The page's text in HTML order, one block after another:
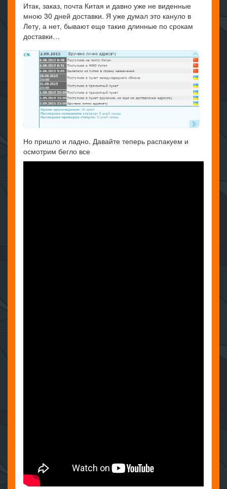
Итак, заказ, почта Китая и давно уже не виденные
мною 30 дней доставки. Я уже думал это кануло в
Лету, а нет, бывают еще такие длинные по срокам
доставки…
Но пришло и ладно. Давайте теперь распакуем и
осмотрим бегло все